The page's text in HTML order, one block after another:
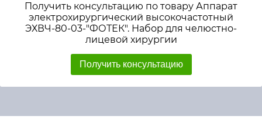
Получить консультацию по товару Аппарат
электрохирургический высокочастотный
ЭХВЧ-80-03-"ФОТЕК". Набор для челюстно-
лицевой хирургии
Получить консультацию